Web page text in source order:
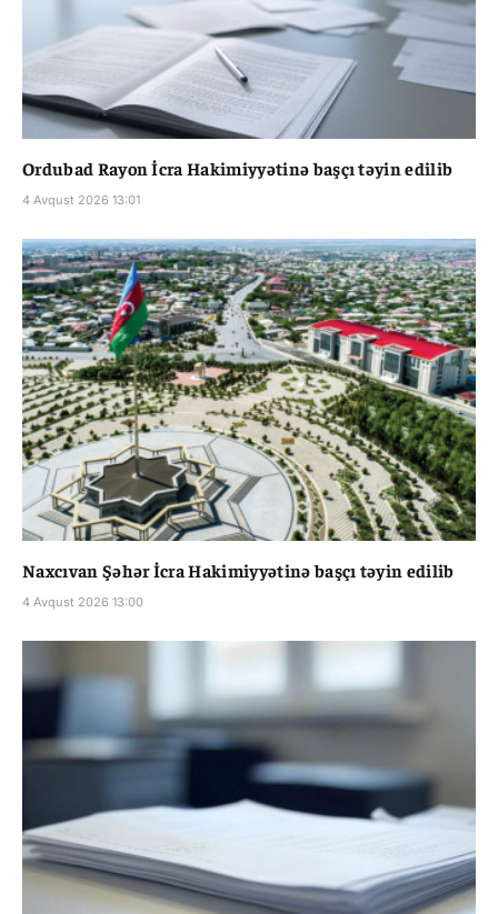
Ordubad Rayon İcra Hakimiyyətinə başçı təyin edilib
4 Avqust 2026 13:01
Naxcıvan Şəhər İcra Hakimiyyətinə başçı təyin edilib
4 Avqust 2026 13:00